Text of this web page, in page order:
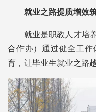
就业之路提质增效
就业是职教人才培
合作办）通过健全工
育，让毕业生就业之路